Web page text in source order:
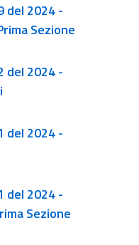
del 2024 -
Sezione
del 2024 -
del 2024 -
del 2024 -
Sezione